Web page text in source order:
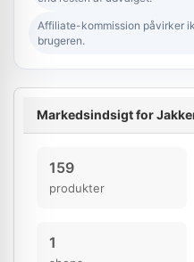
Affiliate-kommission påvirker
brugeren.
Markedsindsigt for
159
produkter
1